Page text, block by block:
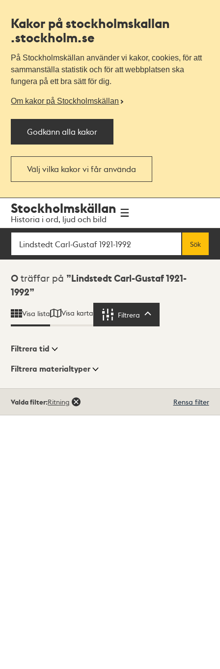
Kakor på stockholmskallan
.stockholm.se
På Stockholmskällan använder vi kakor, cookies, för att
sammanställa statistik och för att webbplatsen ska
fungera på ett bra sätt för dig.
Om kakor på Stockholmskällan
Godkänn alla kakor
Välj vilka kakor vi får använda
navigationen
huvudinnehållet
Stockholmskällan
Historia i ord, ljud och bild
Sök
Sök
Sökresultat
0 träffar på
Lindstedt Carl-Gustaf 1921-
1992
Visa lista Visa karta Filtrera
Visningsläge
Filtrera tid
Filtrera materialtyper
träffar
Valda filter:Ritning Rensa filter